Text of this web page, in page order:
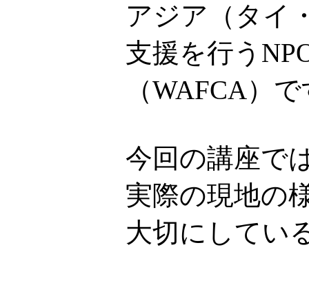
アジア（タイ
支援を行う
（WAFCA）
今回の講座で
実際の現地の
大切にしてい